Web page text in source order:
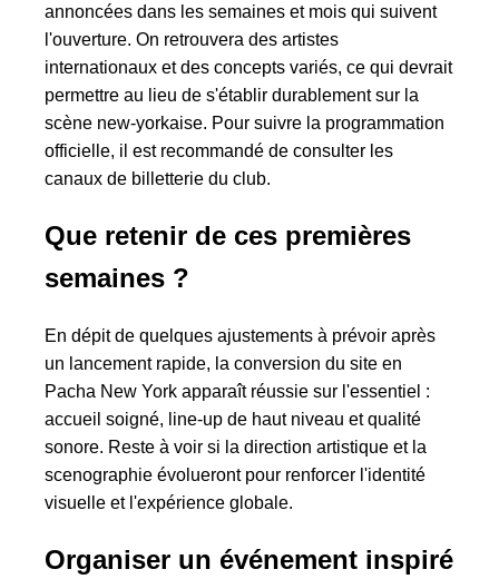
annoncées dans les semaines et mois qui suivent
l'ouverture. On retrouvera des artistes
internationaux et des concepts variés, ce qui devrait
permettre au lieu de s'établir durablement sur la
scène new-yorkaise. Pour suivre la programmation
officielle, il est recommandé de consulter les
canaux de billetterie du club.
Que retenir de ces premières
semaines ?
En dépit de quelques ajustements à prévoir après
un lancement rapide, la conversion du site en
Pacha New York apparaît réussie sur l'essentiel :
accueil soigné, line-up de haut niveau et qualité
sonore. Reste à voir si la direction artistique et la
scenographie évolueront pour renforcer l'identité
visuelle et l'expérience globale.
Organiser un événement inspiré